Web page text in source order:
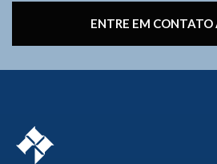
ENTRE EM